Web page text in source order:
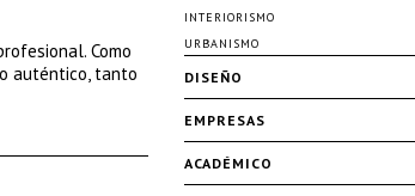
Como
auténtico, tanto
INTERIORISMO
URBANISMO
DISEÑO
EMPRESAS
ACADÉMICO